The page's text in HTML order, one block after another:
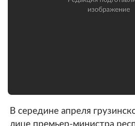
В середине апреля